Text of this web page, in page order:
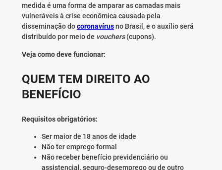
medida é uma forma de amparar as camadas mais
vulneráveis à crise econômica causada pela
disseminação docoronavírusno Brasil, e o auxílio será
distribuído por meio de vouchers(cupons).
Veja como deve funcionar:
QUEM TEM DIREITO AO
BENEFÍCIO
Requisitos obrigatórios:
Ser maior de 18 anos de idade
Não ter emprego formal
Não receber benefício previdenciário ou
assistencial, seguro-desemprego ou de outro